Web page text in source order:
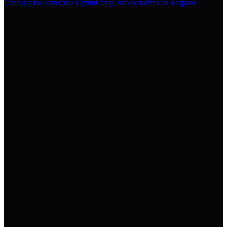
Стандарты качества СушиСтор: что остаётся за кадром